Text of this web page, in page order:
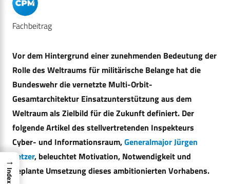
Fachbeitrag
Vor dem Hintergrund einer zunehmenden Bedeutung der
Rolle des Weltraums für militärische Belange hat die
Bundeswehr die vernetzte Multi-Orbit-
Gesamtarchitektur Einsatzunterstützung aus dem
Weltraum als Zielbild für die Zukunft definiert. Der
folgende Artikel des stellvertretenden Inspekteurs
Cyber- und Informationsraum,Generalmajor Jürgen
Setzer, beleuchtet Motivation, Notwendigkeit und
geplante Umsetzung dieses ambitionierten Vorhabens.
→
Index